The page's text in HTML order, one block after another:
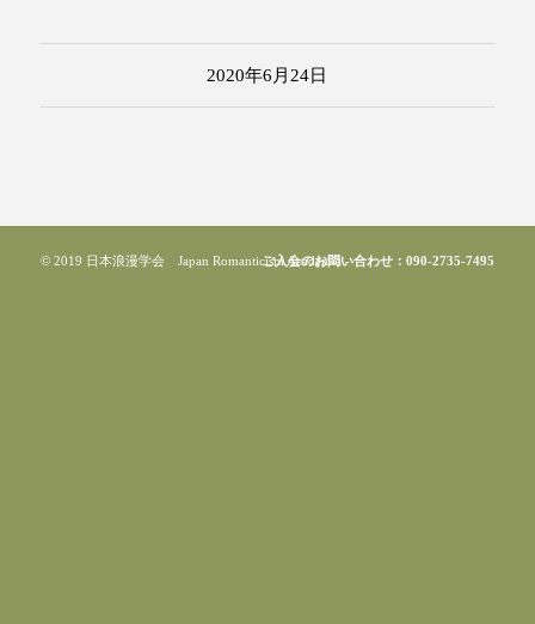
2020年6月24日
© 2019 日本浪漫学会 Japan Romanticism Academiaご入会のお問い合わせ：090-2735-7495
-